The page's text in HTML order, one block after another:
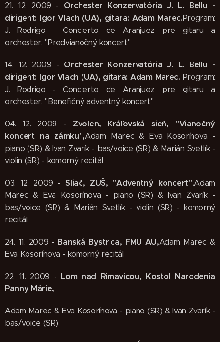
21. 12. 2009 - Orchester Konzervatória J. L. Bellu -
dirigent: Igor Vlach (UA), gitara: Adam Marec.Program:
J. Rodrigo - Concierto de Aranjuez pre gitaru a
orchester, "Predvianočný koncert"
14. 12. 2009 - Orchester Konzervatória J. L. Bellu -
dirigent: Igor Vlach (UA), gitara: Adam Marec. Program:
J. Rodrigo - Concierto de Aranjuez pre gitaru a
orchester, "Benefičný adventný koncert"
04. 12. 2009 - Zvolen, Kráľovská sieň, "Vianočný
koncert na zámku",Adam Marec & Eva Kosorínova -
piano (SR) & Ivan Zvarík - bas/voice (SR) & Marián Svetlík -
violin (SR) - komorný recitál
03. 12. 2009 -Sliač, ZUŠ, "Adventný koncert",Adam
Marec & Eva Kosorínova - piano (SR) & Ivan Zvarík -
bas/voice (SR) & Marián Svetlík - violin (SR) - komorný
recitál
24. 11. 2009 - Banská Bystrica, FMU AU,Adam Marec &
Eva Kosorínova - komorný recitál
22. 11. 2009 - Lom nad Rimavicou, Kostol Narodenia
Panny Márie,
Adam Marec & Eva Kosorínova - piano (SR) & Ivan Zvarík -
bas/voice (SR)